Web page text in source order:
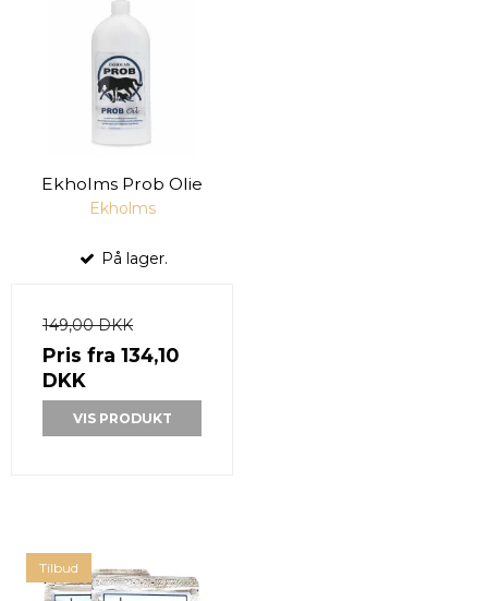
Ekholms Prob Olie
Ekholms
På lager.
149,00 DKK
Pris fra 134,10
DKK
VIS PRODUKT
Tilbud